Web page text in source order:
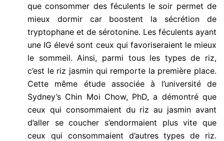
que consommer des féculents le soir permet de
mieux dormir car boostent la sécrétion de
tryptophane et de sérotonine. Les féculents ayant
une IG élevé sont ceux qui favoriseraient le mieux
le sommeil. Ainsi, parmi tous les types de riz,
c’est le riz jasmin qui remporte la première place.
Cette même étude associée à l’université de
Sydney’s Chin Moi Chow, PhD, a démontré que
ceux qui consommaient du riz au jasmin avant
d’aller se coucher s’endormaient plus vite que
ceux qui consommaient d’autres types de riz.